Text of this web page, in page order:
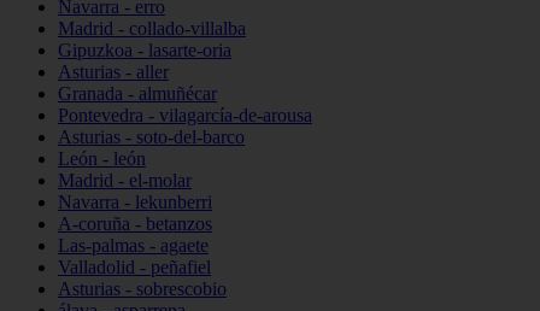
Navarra - erro
Madrid - collado-villalba
Gipuzkoa - lasarte-oria
Asturias - aller
Granada - almuñécar
Pontevedra - vilagarcía-de-arousa
Asturias - soto-del-barco
León - león
Madrid - el-molar
Navarra - lekunberri
A-coruña - betanzos
Las-palmas - agaete
Valladolid - peñafiel
Asturias - sobrescobio